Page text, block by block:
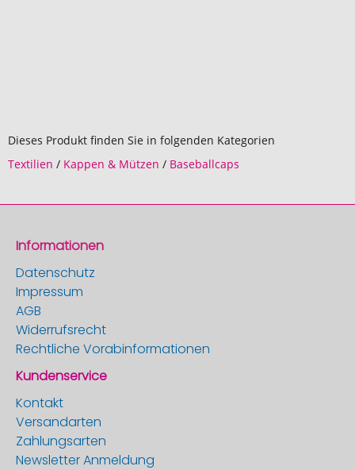
Dieses Produkt finden Sie in folgenden Kategorien
Textilien / Kappen & Mützen / Baseballcaps
Informationen
Datenschutz
Impressum
AGB
Widerrufsrecht
Rechtliche Vorabinformationen
Kundenservice
Kontakt
Versandarten
Zahlungsarten
Newsletter Anmeldung